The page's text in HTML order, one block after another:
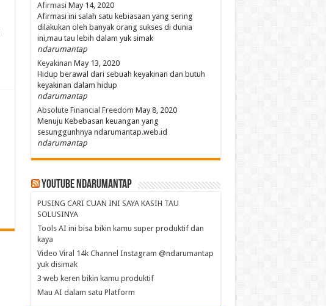
Afirmasi May 14, 2020
Afirmasi ini salah satu kebiasaan yang sering
dilakukan oleh banyak orang sukses di dunia
ini,mau tau lebih dalam yuk simak
ndarumantap
Keyakinan May 13, 2020
Hidup berawal dari sebuah keyakinan dan butuh
keyakinan dalam hidup
ndarumantap
Absolute Financial Freedom May 8, 2020
Menuju Kebebasan keuangan yang
sesunggunhnya ndarumantap.web.id
ndarumantap
Youtube NdaruMantap
PUSING CARI CUAN INI SAYA KASIH TAU
SOLUSINYA
Tools AI ini bisa bikin kamu super produktif dan
kaya
Video Viral 14k Channel Instagram @ndarumantap
yuk disimak
3 web keren bikin kamu produktif
Mau AI dalam satu Platform